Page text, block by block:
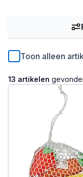
Toon alleen
13 artikelen